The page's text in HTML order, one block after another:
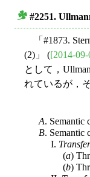
#2251.
「#1873.
(2)」 ([2014-
として，
れているが，
A. Semantic
B. Semantic
I.
(a)
(b)